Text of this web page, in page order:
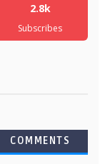
2.8k
Subscribes
COMMENTS